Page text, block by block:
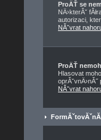
ProÄŤ se
NÄ›kterĂˇ
autorizaci,
NĂˇvrat
ProÄŤ
Hlasovat
NĂˇvrat